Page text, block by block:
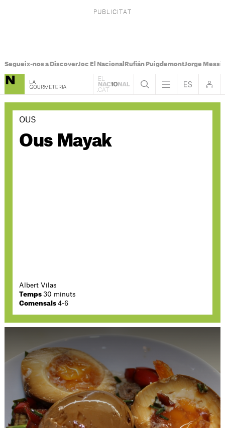
Segueix-nos a DiscoverJoc El Nacional Rufián PuigdemontJorge Messi
OUS
Ous Mayak
Albert Vilas
Temps 30 minuts
Comensals4-6